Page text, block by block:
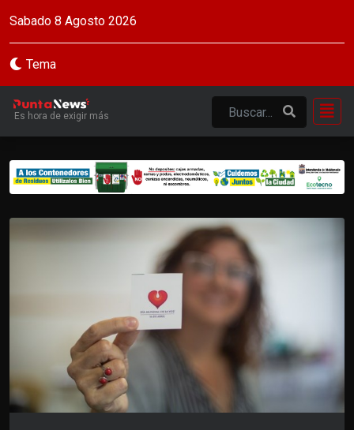
Sabado 8 Agosto 2026
Tema
Es hora de exigir más